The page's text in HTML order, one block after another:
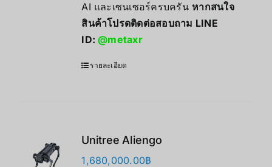
AI และเซนเซอร์ครบครัน หากสนใจ
สินค้าโปรดติดต่อสอบถาม LINE
ID:@metaxr
รายละเอียด
Unitree Aliengo
1,680,000.00฿